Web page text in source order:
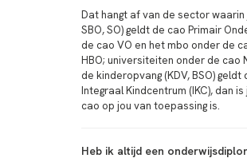
Dat hangt af van de sector
SBO, SO) geldt de cao Primair
de cao VO en het mbo onder de
HBO; universiteiten onder de cao
de kinderopvang (KDV, BSO)
Integraal Kindcentrum (IKC), dan
cao op jou van toepassing is.
Heb ik altijd een